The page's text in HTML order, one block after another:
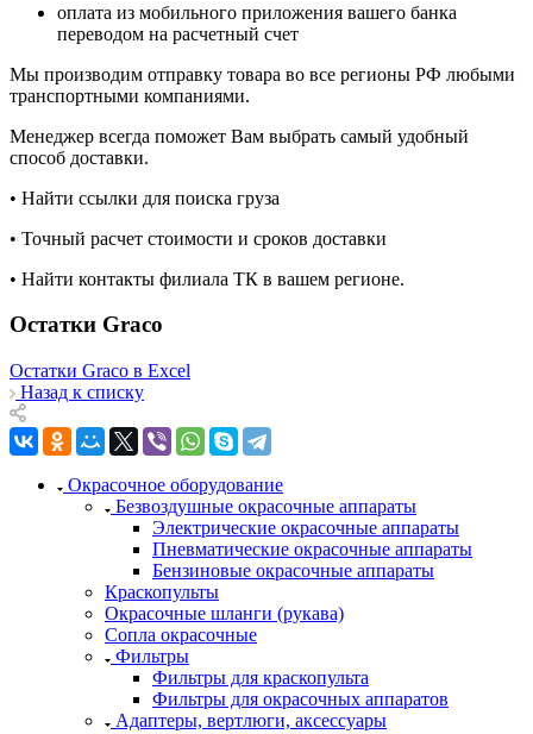
оплата из мобильного приложения вашего банка
переводом на расчетный счет
Мы производим отправку товара во все регионы РФ любыми
транспортными компаниями.
Менеджер всегда поможет Вам выбрать самый удобный
способ доставки.
• Найти ссылки для поиска груза
• Точный расчет стоимости и сроков доставки
• Найти контакты филиала ТК в вашем регионе.
Остатки Graco
Остатки Graco в Excel
Назад к списку
Окрасочное оборудование
Безвоздушные окрасочные аппараты
Электрические окрасочные аппараты
Пневматические окрасочные аппараты
Бензиновые окрасочные аппараты
Краскопульты
Окрасочные шланги (рукава)
Сопла окрасочные
Фильтры
Фильтры для краскопульта
Фильтры для окрасочных аппаратов
Адаптеры, вертлюги, аксессуары